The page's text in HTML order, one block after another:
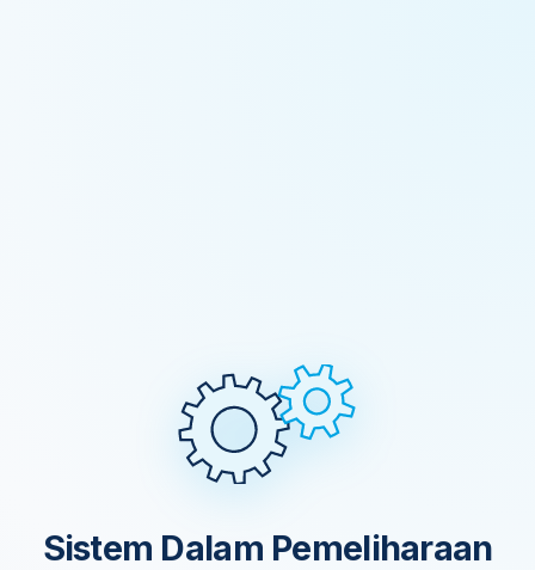
Sistem Dalam Pemeliharaan